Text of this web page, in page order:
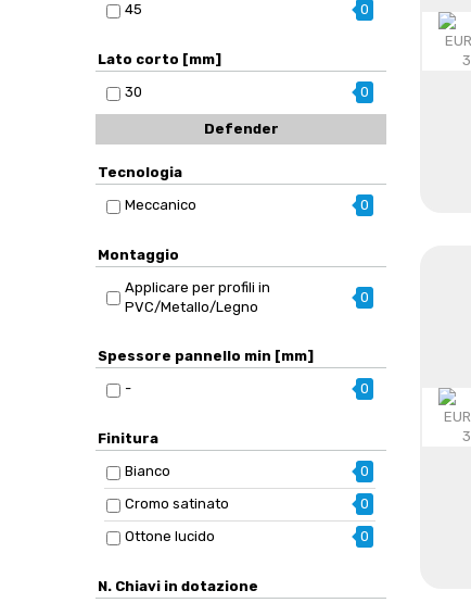
45
0
Lato corto [mm]
30
0
Defender
Tecnologia
Meccanico
0
Montaggio
Applicare per profili in
PVC/Metallo/Legno
0
Spessore pannello min [mm]
-
0
Finitura
Bianco
0
Cromo satinato
0
Ottone lucido
0
N. Chiavi in dotazione